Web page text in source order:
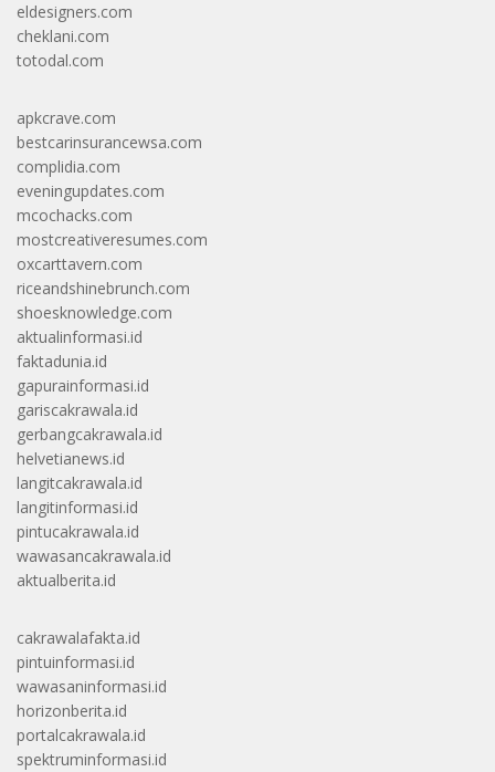
eldesigners.com
cheklani.com
totodal.com
apkcrave.com
bestcarinsurancewsa.com
complidia.com
eveningupdates.com
mcochacks.com
mostcreativeresumes.com
oxcarttavern.com
riceandshinebrunch.com
shoesknowledge.com
aktualinformasi.id
faktadunia.id
gapurainformasi.id
gariscakrawala.id
gerbangcakrawala.id
helvetianews.id
langitcakrawala.id
langitinformasi.id
pintucakrawala.id
wawasancakrawala.id
aktualberita.id
cakrawalafakta.id
pintuinformasi.id
wawasaninformasi.id
horizonberita.id
portalcakrawala.id
spektruminformasi.id